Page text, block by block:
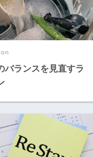
バランスを見直すラ